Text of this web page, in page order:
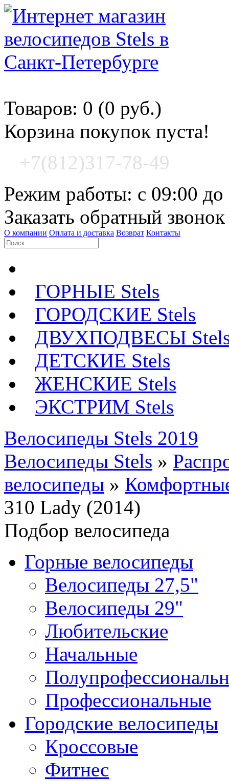
Товаров: 0 (0 руб.)
Корзина покупок пуста!
+7(812)317-78-49
Режим работы: с 09:00 до
Заказать обратный звонок
О компании Оплата и доставка Возврат Контакты
ГОРНЫЕ Stels
ГОРОДСКИЕ Stels
ДВУХПОДВЕСЫ
ДЕТСКИЕ Stels
ЖЕНСКИЕ Stels
ЭКСТРИМ Stels
Велосипеды Stels 2019
Велосипеды Stels »
велосипеды »
310 Lady (2014)
Подбор велосипеда
Горные велосипеды
Велосипеды 27,5"
Велосипеды 29"
Любительские
Начальные
Профессиональные
Городские велосипеды
Кроссовые
Фитнес